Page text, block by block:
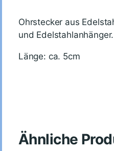
Ohrstecker aus
und
Länge: ca. 5cm
Ähnliche